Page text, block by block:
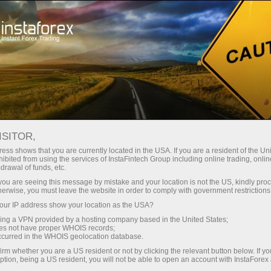
فتح الحساب الفوري منصة التداول
للمبتدئين للمستثمرين للشركاء
Forex
Amid
shows that you are currently located in the USA. If you are a resident of the
from using the services of InstaFintech Group including online trading,
of funds, etc.
are seeing this message by mistake and your location is not the US, kindly
you must leave the website in order to comply with government
IP address show your location as the USA?
a VPN provided by a hosting company based in the United States;
not have proper WHOIS records;
in the WHOIS geolocation database.
whether you are a US resident or not by clicking the relevant button below. If
being a US resident, you will not be able to open an account with InstaForex